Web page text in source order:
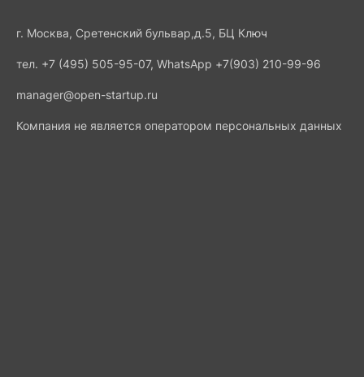
г. Москва, Сретенский бульвар,д.5, БЦ Ключ
тел. +7 (495) 505-95-07, WhatsApp +7(903) 210-99-96
manager@open-startup.ru
Компания не является оператором персональных данных